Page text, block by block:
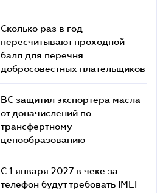
Сколько раз в год
пересчитывают проходной
балл для перечня
добросовестных плательщиков
ВС защитил экспортера масла
от доначислений по
трансфертному
ценообразованию
С 1 января 2027 в чеке за
телефон будут требовать IMEI